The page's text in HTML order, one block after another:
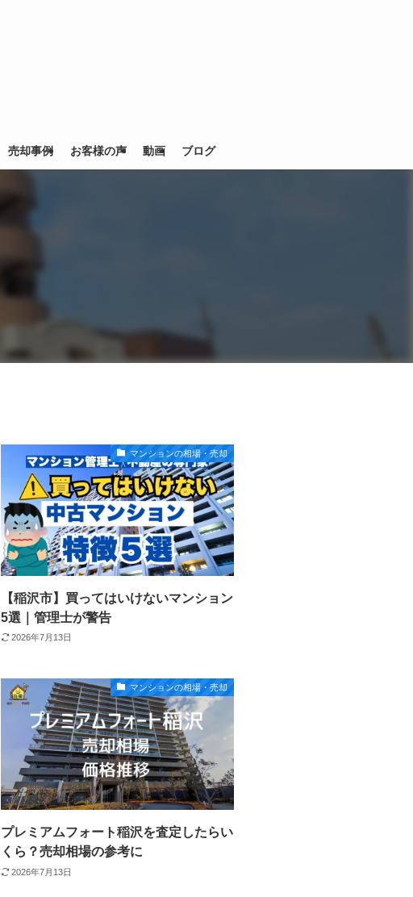
売却事例 お客様の声 動画 ブログ
マンションの相場・売却
【稲沢市】買ってはいけないマンション
5選｜管理士が警告
2026年7月13日
マンションの相場・売却
プレミアムフォート稲沢を査定したらい
くら？売却相場の参考に
2026年7月13日